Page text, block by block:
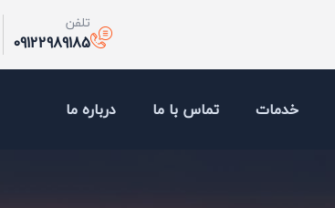
تلفن
09122989185
خدمات تماس با ما درباره ما